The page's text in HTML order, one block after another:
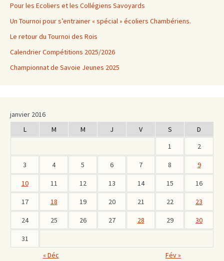
Pour les Ecoliers et les Collégiens Savoyards
Un Tournoi pour s’entrainer « spécial » écoliers Chambériens.
Le retour du Tournoi des Rois
Calendrier Compétitions 2025/2026
Championnat de Savoie Jeunes 2025
janvier 2016
L
M M J V S
D
1
2
3 4 5 6 7 8 9
10 11 12 13 14 15 16
17 18 19 20 21 22 23
24 25 26 27 28 29 30
31
« Déc
Fév »